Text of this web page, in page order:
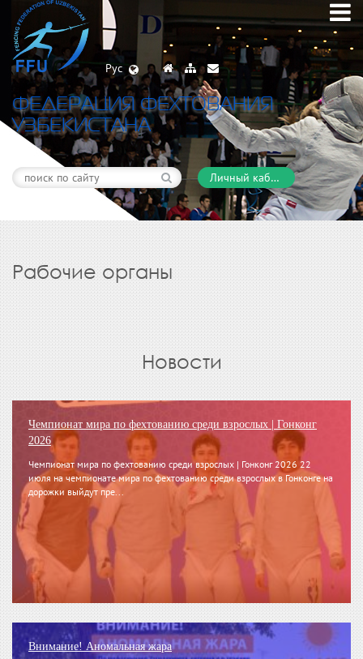
Рус
ФЕДЕРАЦИЯ ФЕХТОВАНИЯ
УЗБЕКИСТАНА
Личный кабинет
Рабочие органы
Новости
Чемпионат мира по фехтованию среди взрослых | Гонконг
2026
Чемпионат мира по фехтованию среди взрослых | Гонконг 2026 22
июля на чемпионате мира по фехтованию среди взрослых в Гонконге на
дорожки выйдут пре...
Внимание! Аномальная жара